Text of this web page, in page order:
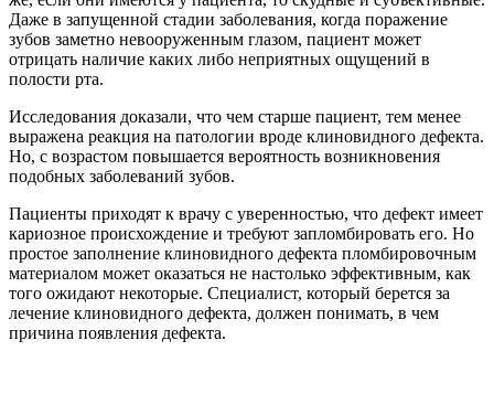
Даже в запущенной стадии заболевания, когда поражение
зубов заметно невооруженным глазом, пациент может
отрицать наличие каких либо неприятных ощущений в
полости рта.
Исследования доказали, что чем старше пациент, тем менее
выражена реакция на патологии вроде клиновидного дефекта.
Но, с возрастом повышается вероятность возникновения
подобных заболеваний зубов.
Пациенты приходят к врачу с уверенностью, что дефект имеет
кариозное происхождение и требуют запломбировать его. Но
простое заполнение клиновидного дефекта пломбировочным
материалом может оказаться не настолько эффективным, как
того ожидают некоторые. Специалист, который берется за
лечение клиновидного дефекта, должен понимать, в чем
причина появления дефекта.